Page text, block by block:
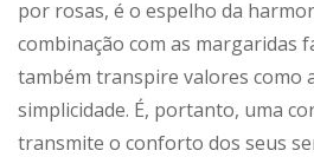
por rosas, é o espelho da
combinação com as margaridas
também transpire valores como
simplicidade. É, portanto, uma
transmite o conforto dos seus